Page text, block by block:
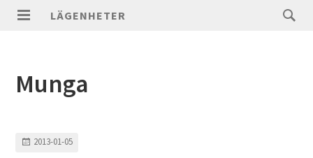
LÄGENHETER
Munga
2013-01-05